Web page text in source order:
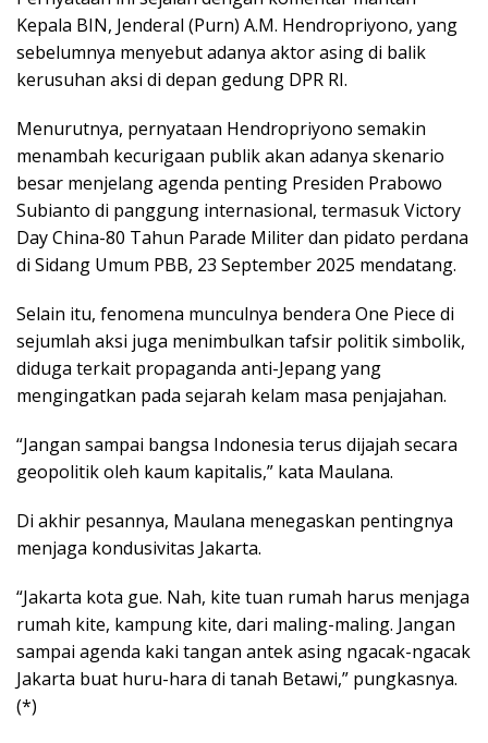
Kepala BIN, Jenderal (Purn) A.M. Hendropriyono, yang
sebelumnya menyebut adanya aktor asing di balik
kerusuhan aksi di depan gedung DPR RI.
Menurutnya, pernyataan Hendropriyono semakin
menambah kecurigaan publik akan adanya skenario
besar menjelang agenda penting Presiden Prabowo
Subianto di panggung internasional, termasuk Victory
Day China-80 Tahun Parade Militer dan pidato perdana
di Sidang Umum PBB, 23 September 2025 mendatang.
Selain itu, fenomena munculnya bendera One Piece di
sejumlah aksi juga menimbulkan tafsir politik simbolik,
diduga terkait propaganda anti-Jepang yang
mengingatkan pada sejarah kelam masa penjajahan.
“Jangan sampai bangsa Indonesia terus dijajah secara
geopolitik oleh kaum kapitalis,” kata Maulana.
Di akhir pesannya, Maulana menegaskan pentingnya
menjaga kondusivitas Jakarta.
“Jakarta kota gue. Nah, kite tuan rumah harus menjaga
rumah kite, kampung kite, dari maling-maling. Jangan
sampai agenda kaki tangan antek asing ngacak-ngacak
Jakarta buat huru-hara di tanah Betawi,” pungkasnya.
(*)